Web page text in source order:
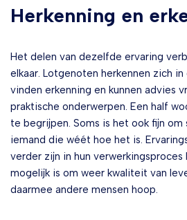
Herkenning en
Het delen van dezelfde ervaring
elkaar. Lotgenoten herkennen zich in
vinden erkenning en kunnen advies
praktische onderwerpen. Een half
te begrijpen. Soms is het ook fijn
iemand die wéét hoe het is.
verder zijn in hun
mogelijk is om weer kwaliteit van
daarmee andere mensen hoop.